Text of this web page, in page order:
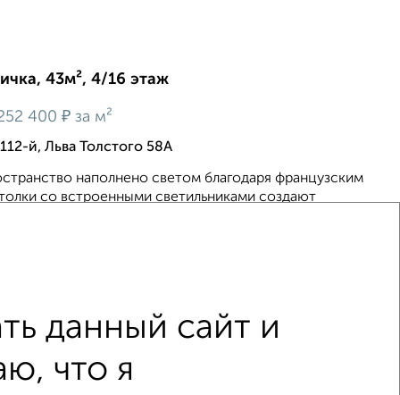
43м², 4/16 этаж
400 ₽ за м²
й, Льва Толстого 58А
наполнено светом благодаря французским
со встроенными светильниками создают
данный сайт и
что я